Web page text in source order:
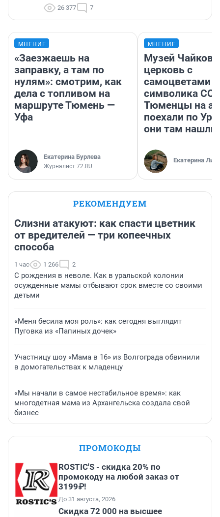
26 377 7
МНЕНИЕ
«Заезжаешь на
заправку, а там по
нулям»: смотрим, как
дела с топливом на
маршруте Тюмень —
Уфа
Екатерина Бурлева
Журналист 72.RU
МНЕНИЕ
Музей
церковь с
самоцветами
символика
Тюменцы на
поехали по
они там нашли
Екатерина
РЕКОМЕНДУЕМ
Слизни атакуют: как спасти цветник
от вредителей — три копеечных
способа
1 час 1 266 2
С рождения в неволе. Как в уральской колонии
осужденные мамы отбывают срок вместе со своими
детьми
«Меня бесила моя роль»: как сегодня выглядит
Пуговка из «Папиных дочек»
Участницу шоу «Мама в 16» из Волгограда обвинили
в домогательствах к младенцу
«Мы начали в самое нестабильное время»: как
многодетная мама из Архангельска создала свой
бизнес
ПРОМОКОДЫ
ROSTIC'S - скидка 20% по
промокоду на любой заказ от
3199₽!
До 31 августа, 2026
Скидка 72 000 на высшее